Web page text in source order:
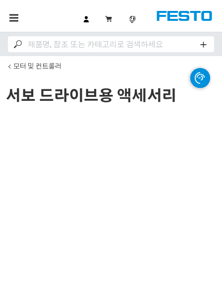
모터 및 컨트롤러
서보 드라이브용 액세서리